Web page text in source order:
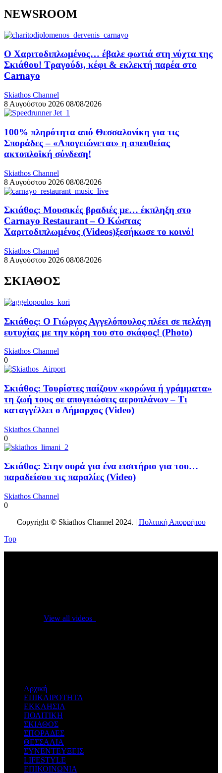
NEWSROOM
Ο Χαριτοδιπλωμένος… έβαλε φωτιά στη νύχτα της
Σκιάθου! Τραγούδι, κέφι & εκλεκτή παρέα στο
Carnayo
Skiathos Channel
8 Αυγούστου 2026 08/08/2026
100% πληρότητα από Θεσσαλονίκη για τις
Σποράδες – «Απογειώνεται» η απευθείας
ακτοπλοϊκή σύνδεση!
Skiathos Channel
8 Αυγούστου 2026 08/08/2026
Σκιάθος: Μουσικές βραδιές με… έκπληξη στο
Carnayo Restaurant – Ο Κώστας
Χαριτοδιπλωμένος (Videos)ξεσήκωσε το κοινό!
Skiathos Channel
8 Αυγούστου 2026 08/08/2026
ΣΚΙΑΘΟΣ
Σκιάθος: Ο Γιώργος Αγγελόπουλος πλέει σε πελάγη
ευτυχίας με την κόρη του στο σκάφος! (Photo)
Skiathos Channel
0
Σκιάθος: Τουρίστες παίζουν «κορώνα ή γράμματα»
τη ζωή τους σε απογειώσεις αεροπλάνων – Τι
καταγγέλλει ο Δήμαρχος (Video)
Skiathos Channel
0
Σκιάθος: Στην ουρά για ένα εισιτήριο για του…
παραδείσου τις παραλίες (Video)
Skiathos Channel
0
Copyright © Skiathos Channel 2024. | Πολιτική Απορρήτου
Top
View all videos
Αρχική
ΕΠΙΚΑΙΡΟΤΗΤΑ
ΕΚΚΛΗΣΙΑ
ΠΟΛΙΤΙΚΗ
ΣΚΙΑΘΟΣ
ΣΠΟΡΑΔΕΣ
ΘΕΣΣΑΛΙΑ
ΣΥΝΕΝΤΕΥΞΕΙΣ
LIFESTYLE
ΕΠΙΚΟΙΝΩΝΙΑ